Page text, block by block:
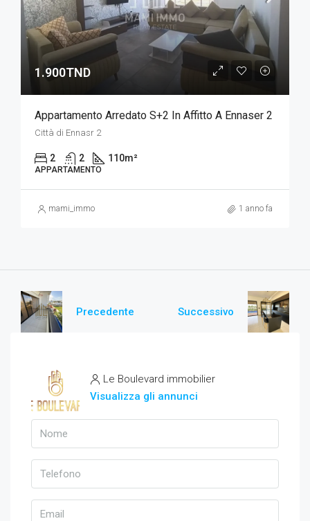
1.900TND
Appartamento Arredato S+2 In Affitto A Ennaser 2
Città di Ennasr 2
2 2 110m²
APPARTAMENTO
mami_immo 1 anno fa
Precedente Successivo
Le Boulevard immobilier
Visualizza gli annunci